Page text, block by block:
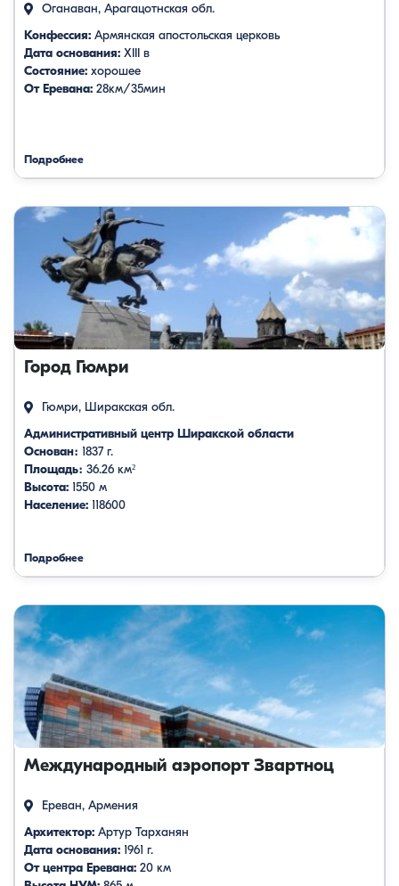
Оганаван, Арагацотнская обл.
Конфессия: Армянская апостольская церковь
Дата основания: XIII в
Состояние: хорошее
От Еревана: 28км/35мин
Подробнее
Город Гюмри
Гюмри, Ширакская обл.
Административный центр Ширакской области
Основан։ 1837 г.
Площадь։ 36.26 км²
Высота: 1550 м
Население: 118600
Подробнее
Международный аэропорт Звартноц
Ереван, Армения
Архитектор: Артур Тарханян
Дата основания: 1961 г.
От центра Еревана: 20 км